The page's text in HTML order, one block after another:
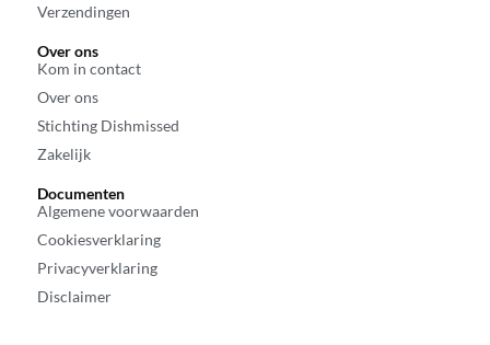
Verzendingen
Over ons
Kom in contact
Over ons
Stichting Dishmissed
Zakelijk
Documenten
Algemene voorwaarden
Cookiesverklaring
Privacyverklaring
Disclaimer